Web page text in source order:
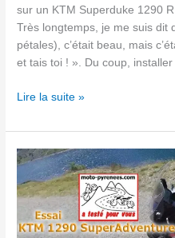
sur un KTM Superduke 1290
Très longtemps, je me suis dit
pétales), c’était beau, mais
et tais toi ! ». Du coup,
Lire la suite »
KTM
SuperAdventure
1290
Super